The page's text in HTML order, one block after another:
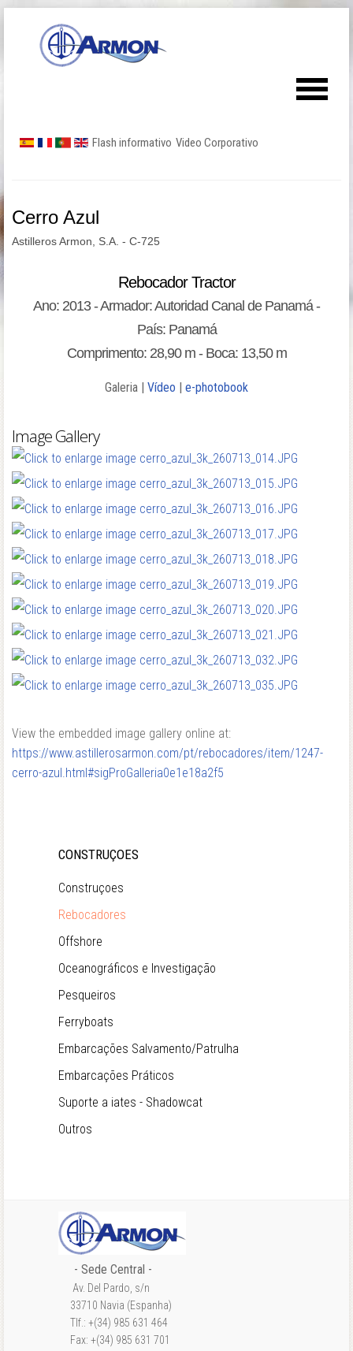
Flash informativo Video Corporativo
Cerro Azul
Astilleros Armon, S.A. - C-725
Rebocador Tractor
Ano: 2013 - Armador: Autoridad Canal de Panamá -
País: Panamá
Comprimento: 28,90 m - Boca: 13,50 m
Galeria | Vídeo | e-photobook
Image Gallery
View the embedded image gallery online at:
https://www.astillerosarmon.com/pt/rebocadores/item/1247-
cerro-azul.html#sigProGalleria0e1e18a2f5
CONSTRUÇOES
Construçoes
Rebocadores
Offshore
Oceanográficos e Investigação
Pesqueiros
Ferryboats
Embarcações Salvamento/Patrulha
Embarcações Práticos
Suporte a iates - Shadowcat
Outros
- Sede Central -
Av. Del Pardo, s/n
33710 Navia (Espanha)
Tlf.: +(34) 985 631 464
Fax: +(34) 985 631 701